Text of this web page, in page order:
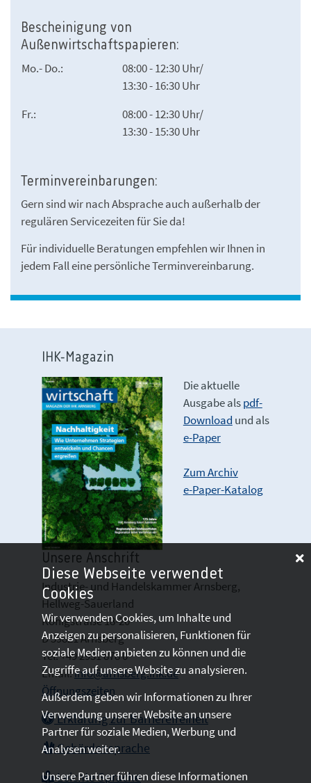
Bescheinigung von
Außenwirtschaftspapieren:
Mo.- Do.:
08:00 - 12:30 Uhr/
13:30 - 16:30 Uhr
Fr.:
08:00 - 12:30 Uhr/
13:30 - 15:30 Uhr
Terminvereinbarungen:
Gern sind wir nach Absprache auch außerhalb der
regulären Servicezeiten für Sie da!
Für individuelle Beratungen empfehlen wir Ihnen in
jedem Fall eine persönliche Terminvereinbarung.
IHK-Magazin
Die aktuelle
Ausgabe alspdf-
Download und als
e-Paper
Zum Archiv
e-Paper-Katalog
Unsere Anschrift
Industrie- und Handelskammer Arnsberg,
Hellweg-Sauerland
Königstraße 18-20
D 59821 Arnsberg
Tel: +49 2931 878 0
Email:info@arnsberg.ihk.de
Öffnungszeiten
Erklärung zur Barrierefreiheit
Gebärdensprache
Leichte Sprache
Diese Webseite verwendet
Cookies
Wir verwenden Cookies, um Inhalte und
Anzeigen zu personalisieren, Funktionen für
soziale Medien anbieten zu können und die
Zugriffe auf unsere Website zu analysieren.
Außerdem geben wir Informationen zu Ihrer
Verwendung unserer Website an unsere
Partner für soziale Medien, Werbung und
Analysen weiter.
Unsere Partner führen diese Informationen